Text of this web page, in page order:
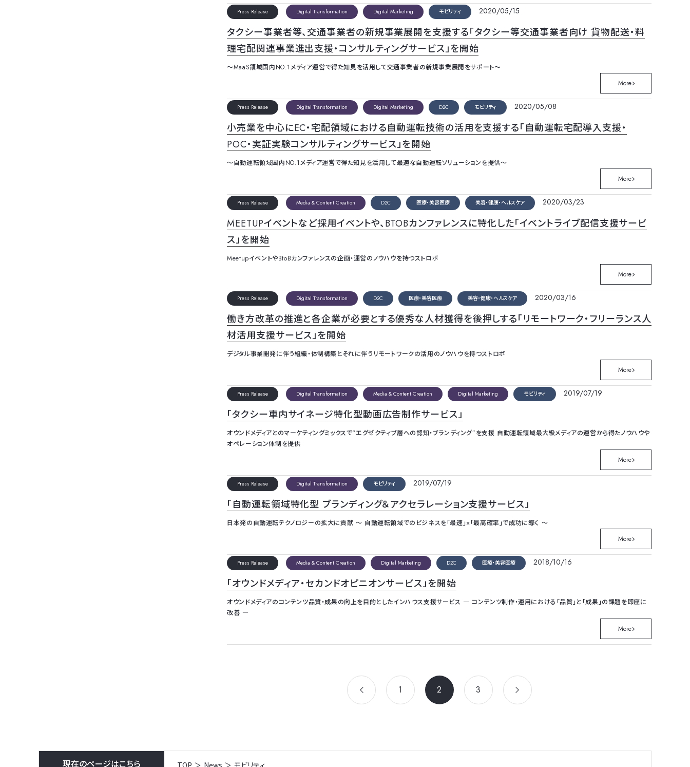
Press Release Digital Transformation Digital Marketing モビリティ 2020/05/15
タクシー事業者等、交通事業者の新規事業展開を支援する「タクシー等交通事業者向け 貨物配送・料
理宅配関連事業進出支援・コンサルティングサービス」を開始
～MaaS領域国内NO.1メディア運営で得た知見を活用して交通事業者の新規事業展開をサポート～
More
Press Release Digital Transformation Digital Marketing D2C モビリティ 2020/05/08
小売業を中心にEC・宅配領域における自動運転技術の活用を支援する「自動運転宅配導入支援・
POC・実証実験コンサルティングサービス」を開始
～自動運転領域国内NO.1メディア運営で得た知見を活用して最適な自動運転ソリューションを提供～
More
Press Release Media & Content Creation D2C 医療・美容医療 美容・健康・ヘルスケア 2020/03/23
MEETUPイベントなど採用イベントや、BTOBカンファレンスに特化した「イベントライブ配信支援サービ
ス」を開始
MeetupイベントやBtoBカンファレンスの企画・運営のノウハウを持つストロボ
More
Press Release Digital Transformation D2C 医療・美容医療 美容・健康・ヘルスケア 2020/03/16
働き方改革の推進と各企業が必要とする優秀な人材獲得を後押しする「リモートワーク・フリーランス人
材活用支援サービス」を開始
デジタル事業開発に伴う組織・体制構築とそれに伴うリモートワークの活用のノウハウを持つストロボ
More
Press Release Digital Transformation Media & Content Creation Digital Marketing モビリティ 2019/07/19
「タクシー車内サイネージ特化型動画広告制作サービス」
オウンドメディアとのマーケティングミックスで“エグゼクティブ層への認知・ブランディング”を支援 自動運転領域最大級メディアの運営から得たノウハウや
オペレーション体制を提供
More
Press Release Digital Transformation モビリティ 2019/07/19
「自動運転領域特化型 ブランディング＆アクセラレーション支援サービス」
日本発の自動運転テクノロジーの拡大に貢献 ～ 自動運転領域でのビジネスを「最速」×「最高確率」で成功に導く ～
More
Press Release Media & Content Creation Digital Marketing D2C 医療・美容医療 2018/10/16
「オウンドメディア・セカンドオピニオンサービス」を開始
オウンドメディアのコンテンツ品質・成果の向上を目的としたインハウス支援サービス ― コンテンツ制作・運用における「品質」と「成果」の課題を即座に
改善 ―
More
1 2 3
現在のページはこちら TOP News モビリティ